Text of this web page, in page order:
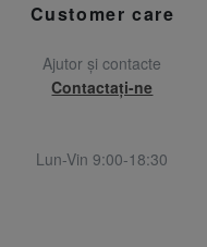
Customer care
Ajutor și contacte
Contactați-ne
Lun-Vin 9:00-18:30